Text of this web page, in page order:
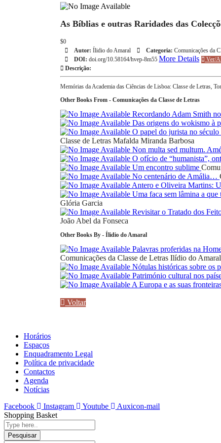
As Bíblias e outras Raridades das
$0
Autor: Ílidio do Amaral Categoria: Comunicações da
DOI: doi.org/10.58164/hvep-8m55 More Details
Ver/
Descrição:
Memórias da Academia das Ciências de Lisboa: Classe de Letras,
Other Books From - Comunicações da Classe de Letras
Recordando Adam Smith
Das origens do wokismo à
O papel do jurista no
Classe de Letras Mafalda Miranda Barbosa
Non multa sed multum.
O ofício de “humanista”,
Um encontro sublime
No centenário de Amália…
Antero e Oliveira Martins:
Uma faca sem lâmina a
Glória Garcia
Revisitar o Tratado dos
João Abel da Fonseca
Other Books By - Ílidio do Amaral
Palavras proferidas na
Comunicações da Classe de Letras Ilídio do Amaral
Nótulas históricas sobre os
Património cultural nos
A Europa e as suas
Voltar
Horários
Espaços
Enquadramento Legal
Política de privacidade
Contactos
Agenda
Notícias
Facebook
Instagram Youtube
Auxicon-mail
Shopping Basket